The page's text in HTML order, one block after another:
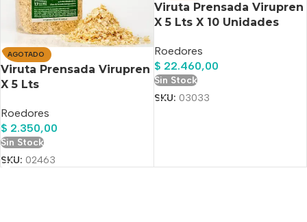
AGOTADO
Viruta Prensada Virupren
X 5 Lts
Roedores
$ 2.350,00
Sin Stock
SKU: 02463
Viruta Prensada Virupren
X 5 Lts X 10 Unidades
Roedores
$ 22.460,00
Sin Stock
SKU: 03033